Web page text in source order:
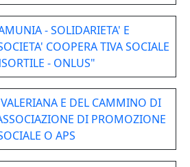
- SOLIDARIETA' E
COOPERA TIVA SOCIALE
- ONLUS"
E DEL CAMMINO DI
DI PROMOZIONE
O APS